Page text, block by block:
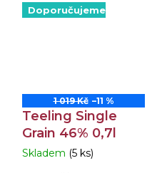
Doporučujeme
1 019 Kč –11 %
Teeling Single
Grain 46% 0,7l
Průměrné
Skladem (5 ks)